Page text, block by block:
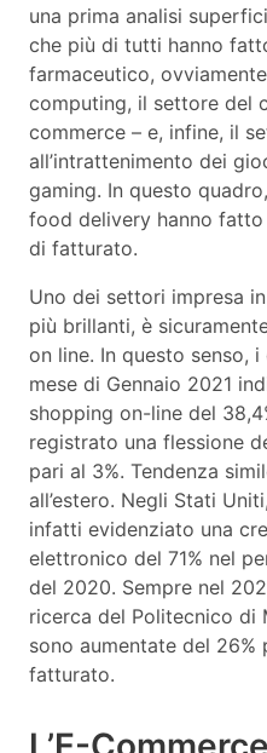
una prima analisi
che più di tutti hanno
farmaceutico,
computing, il settore del
commerce – e, infine, il
all’intrattenimento dei
gaming. In questo
food delivery hanno
di fatturato.
Uno dei settori impresa
più brillanti, è
on line. In questo senso,
mese di Gennaio 2021
shopping on-line del
registrato una flessione
pari al 3%. Tendenza
all’estero. Negli Stati
infatti evidenziato una
elettronico del 71% nel
del 2020. Sempre nel
ricerca del Politecnico di
sono aumentate del
fatturato.